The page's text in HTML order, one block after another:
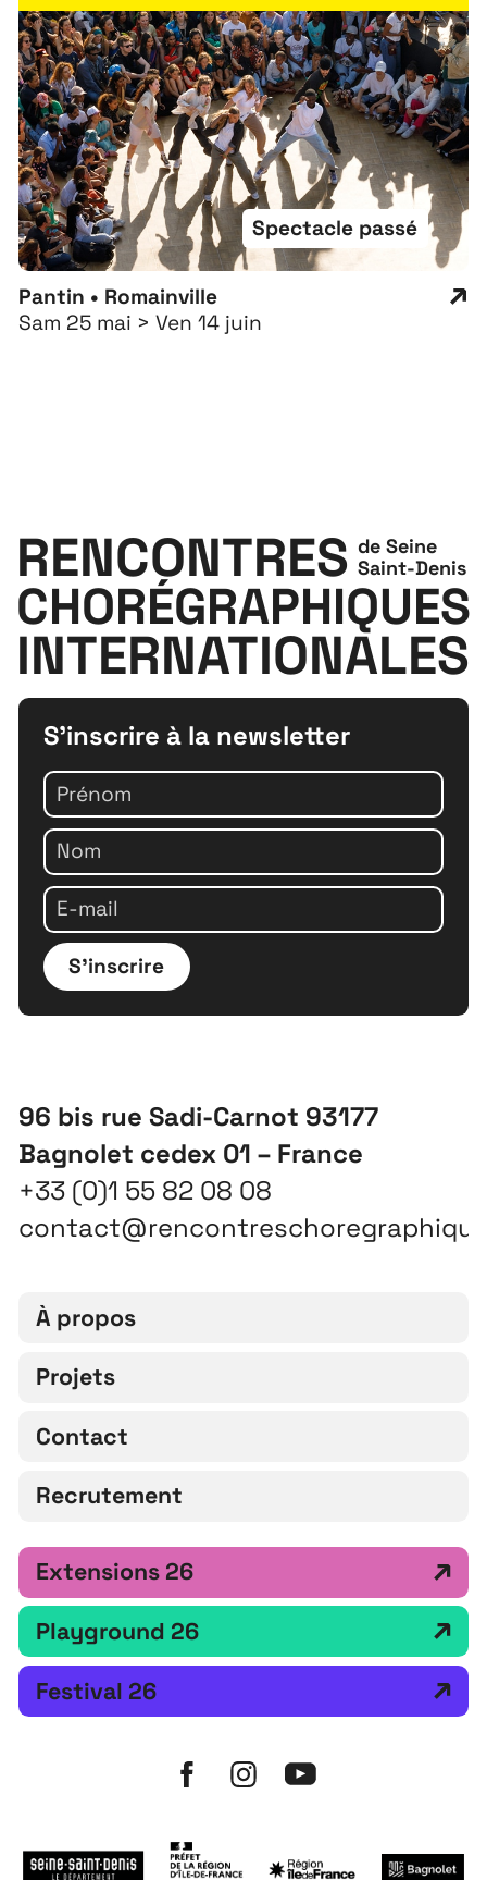
Pantin • Romainville
Sam 25 mai > Ven 14 juin
Spectacle passé
RENCONTRES
CHORÉGRAPHIQUES
INTERNATIONALES
de Seine
Saint-Denis
S'inscrire à la newsletter
S'inscrire
96 bis rue Sadi-Carnot 93177
Bagnolet cedex 01 – France
+33 (0)1 55 82 08 08
À propos
Projets
Contact
Recrutement
Extensions 26
Playground 26
Festival 26